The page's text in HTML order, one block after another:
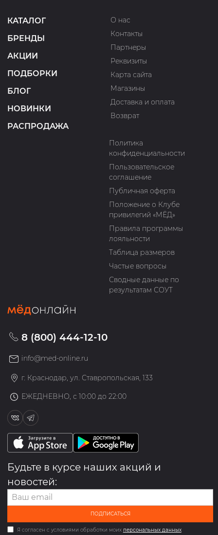
КАТАЛОГ
БРЕНДЫ
АКЦИИ
ПОДБОРКИ
БЛОГ
НОВИНКИ
РАСПРОДАЖА
О нас
Контакты
Партнеры
Реквизиты
Карта сайта
Магазины
Доставка и оплата
Возврат
Политика
конфиденциальности
Пользовательское
соглашение
Публичная оферта
Положение о Клубе
привилегий «МЁД»
Правила программы
лояльности
Таблица размеров
Частые вопросы
Сводные данные по
результатам СОУТ
8 (800) 444-12-10
info@med-online.ru
г. Краснодар, ул. Ставропольская, 133
ЕЖЕДНЕВНО, с 10:00 до 22:00
Будьте в курсе наших акций и
новостей:
ПОДПИСАТЬСЯ
Я согласен с условиями обработки моих персональных данных